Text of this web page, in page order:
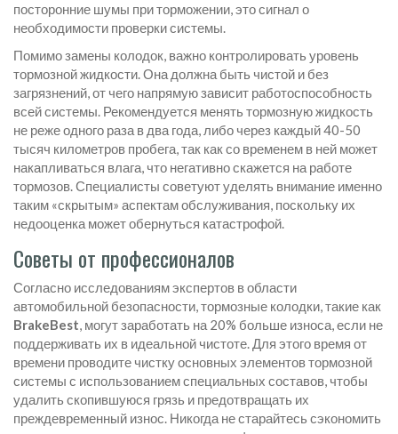
посторонние шумы при торможении, это сигнал о
необходимости проверки системы.
Помимо замены колодок, важно контролировать уровень
тормозной жидкости. Она должна быть чистой и без
загрязнений, от чего напрямую зависит работоспособность
всей системы. Рекомендуется менять тормозную жидкость
не реже одного раза в два года, либо через каждый 40-50
тысяч километров пробега, так как со временем в ней может
накапливаться влага, что негативно скажется на работе
тормозов. Специалисты советуют уделять внимание именно
таким «скрытым» аспектам обслуживания, поскольку их
недооценка может обернуться катастрофой.
Советы от профессионалов
Согласно исследованиям экспертов в области
автомобильной безопасности, тормозные колодки, такие как
BrakeBest, могут заработать на 20% больше износа, если не
поддерживать их в идеальной чистоте. Для этого время от
времени проводите чистку основных элементов тормозной
системы с использованием специальных составов, чтобы
удалить скопившуюся грязь и предотвращать их
преждевременный износ. Никогда не старайтесь сэкономить